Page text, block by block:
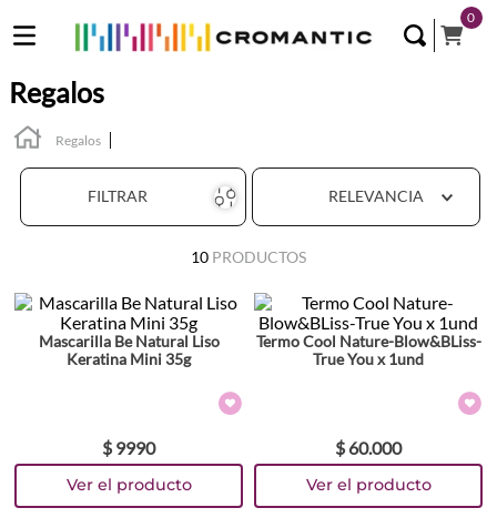
0
Regalos
Regalos
FILTRAR RELEVANCIA
10 PRODUCTOS
Mascarilla Be Natural Liso
Keratina Mini 35g
$ 9990
Termo Cool Nature-Blow&BLiss-
True You x 1und
$ 60.000